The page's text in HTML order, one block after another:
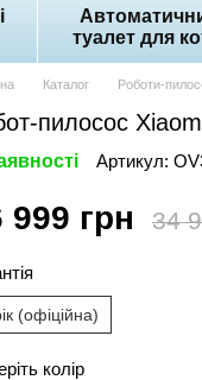
туалет для
Каталог Роботи-
пилосос
Артикул:
999 грн 34
(офіційна)
колір